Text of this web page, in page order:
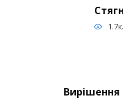
1.7к.
Вирішення